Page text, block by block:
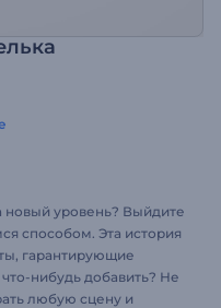
уровень? Выйдите
способом. Эта история
гарантирующие
нибудь добавить? Не
любую сцену и